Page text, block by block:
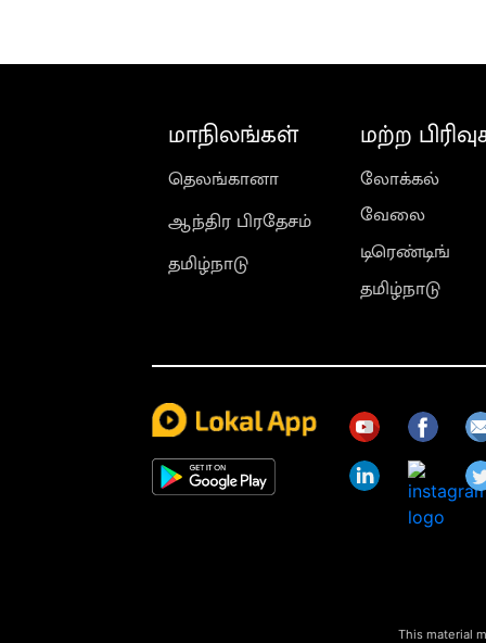
மாநிலங்கள்
தெலங்கானா
ஆந்திர பிரதேசம்
தமிழ்நாடு
மற்ற
லோக்கல்
வேலை
டிரெண்டிங்
தமிழ்நாடு
This material